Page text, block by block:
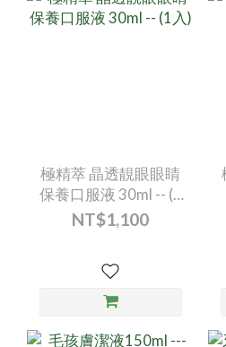
極精萃 晶透靚眼眼睛
保養口服液 30ml -- (1
入)
NT$1,100